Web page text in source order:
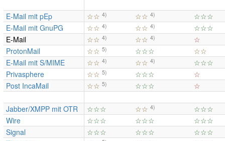
E-Mail mit pEp ☆☆ 4) ☆☆ 4)
☆☆☆
E-Mail mit GnuPG
☆☆ 4) ☆☆ 4)
☆☆☆
E-Mail
☆☆ 4) ☆☆ 4)
☆
ProtonMail
☆☆ 5) ☆☆☆
☆☆
E-Mail mit S/MIME
☆☆ 4) ☆☆ 4)
☆☆☆
Privasphere
☆☆ 5) ☆☆☆
☆
Post IncaMail
☆☆ 5) ☆☆☆ ☆
Jabber/XMPP mit OTR ☆☆☆ ☆☆ 4)
☆☆☆
Wire
☆☆☆ ☆☆☆
☆☆☆
Signal
☆☆☆ ☆☆☆
☆☆☆